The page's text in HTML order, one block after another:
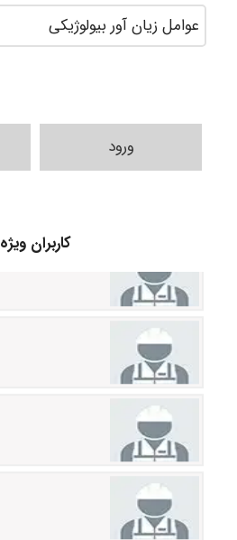
ورود
کاربران ویژه